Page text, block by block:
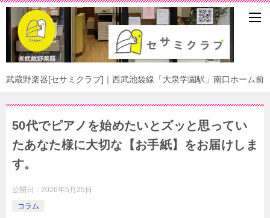
武蔵野楽器[セサミクラブ]｜西武池袋線「大泉学園駅」南口ホーム前
50代でピアノを始めたいとズッと思ってい
たあなた様に大切な【お手紙】をお届けしま
す。
公開日： 2026年5月25日
コラム